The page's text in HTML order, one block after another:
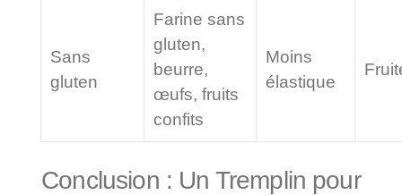
Sans
gluten
Farine sans
gluten,
beurre,
œufs, fruits
confits
Moins
élastique
Conclusion : Un Tremplin pour